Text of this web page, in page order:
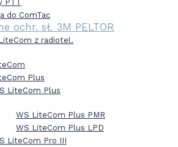
PTT
do ComTac
ochr. sł. 3M PELTOR
z radiotel.
Plus
LiteCom Plus
WS LiteCom Plus PMR
WS LiteCom Plus LPD
LiteCom Pro III